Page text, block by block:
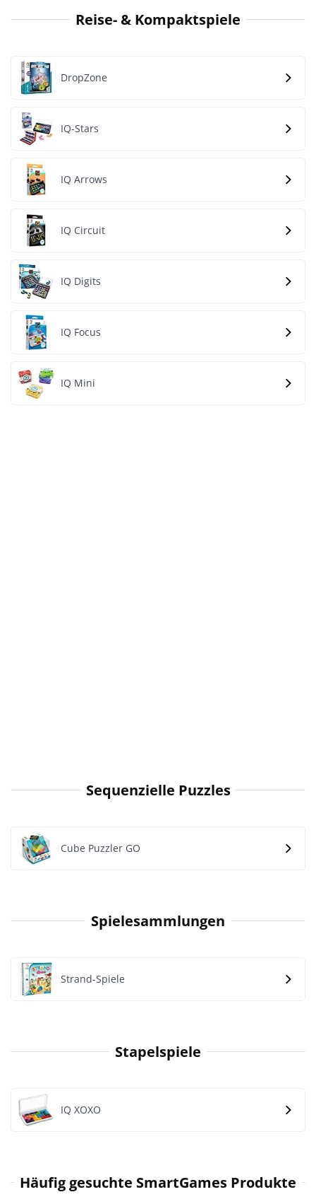
Reise- & Kompaktspiele
DropZone
IQ-Stars
IQ Arrows
IQ Circuit
IQ Digits
IQ Focus
IQ Mini
Sequenzielle Puzzles
Cube Puzzler GO
Spielesammlungen
Strand-Spiele
Stapelspiele
IQ XOXO
Häufig gesuchte SmartGames Produkte